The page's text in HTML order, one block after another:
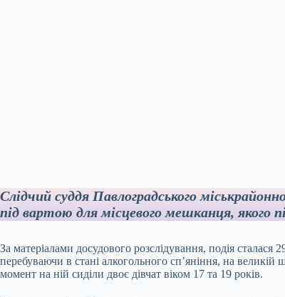
Слідчий суддя Павлоградського
під вартою для місцевого мешканця, якого
За матеріалами досудового розслідування, подія
перебуваючи в стані алкогольного сп’яніння, на великій
момент на ній сиділи двоє дівчат віком 17 та 19 років.